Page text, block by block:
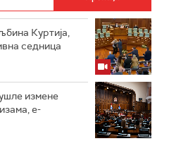
Куртија,
седница
измене
е-